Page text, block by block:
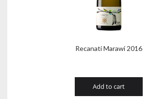
Recanati Marawi 2016
Add to cart